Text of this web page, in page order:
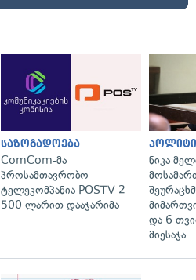
საზოგადოება
ComCom-მა
პროსამთავრობო
ტელეკომპანია POSTV 2
500 ლარით დააჯარიმა
ნიკა
და 6
მიესაჯა